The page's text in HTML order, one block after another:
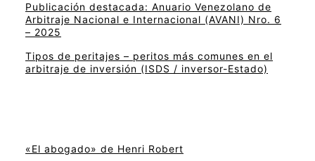
Publicación destacada: Anuario Venezolano de
Arbitraje Nacional e Internacional (AVANI) Nro. 6
– 2025
Tipos de peritajes – peritos más comunes en el
arbitraje de inversión (ISDS / inversor-Estado)
«El abogado» de Henri Robert